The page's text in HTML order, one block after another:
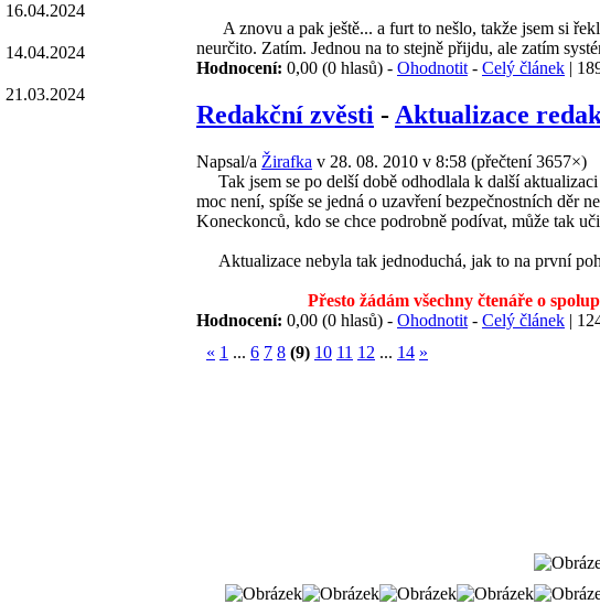
16.04.2024
14.04.2024
21.03.2024
A znovu a pak ještě... a furt to nešlo, takže jsem si
neurčito. Zatím. Jednou na to stejně přijdu, ale zatím
Hodnocení: 0,00 (0 hlasů) - Ohodnotit - Celý článek |
Redakční zvěsti - Aktualizace
Napsal/a Žirafka v 28. 08. 2010 v 8:58 (přečtení 3657×)
Tak jsem se po delší době odhodlala k další
moc není, spíše se jedná o uzavření bezpečnostních děr
Koneckonců, kdo se chce podrobně podívat, může tak
Aktualizace nebyla tak jednoduchá, jak to na první
Přesto žádám všechny čtenáře o
Hodnocení: 0,00 (0 hlasů) - Ohodnotit - Celý článek |
« 1 ... 6 7 8 (9) 10 11 12 ... 14 »